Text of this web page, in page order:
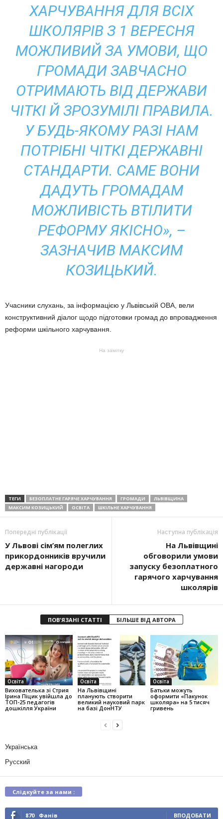
ХАРЧУВАННЯ ДЛЯ ВСІХ
ШКОЛЯРІВ З 1 ВЕРЕСНЯ
МОЖЛИВИЙ ЗА УМОВИ, ЩО
ГРОМАДИ ЗАВЧАСНО
ОТРИМАЮТЬ ВІД ДЕРЖАВИ
ЧІТКІ Й ЗРОЗУМІЛІ ПРАВИЛА.
У БУДЬ-ЯКОМУ РАЗІ НАМ
ПОТРІБНІ ЧІТКІ ДЕРЖАВНІ
СТАНДАРТИ. САМЕ ВОНИ
ДАДУТЬ ГРОМАДАМ
МОЖЛИВІСТЬ ВТІЛИТИ
РЕФОРМУ ЯКІСНО», –
ЗАЗНАЧИВ МАКСИМ
КОЗИЦЬКИЙ.
Учасники слухань, за інформацією у Львівській ОВА, вели
конструктивний діалог щодо підготовки громад до впровадження
реформи шкільного харчування.
На замітку
ТЕГИ БЕЗОПЛАТНЕ ГАРЯЧЕ ХАРЧУВАННЯ ГРОМАДИ
ЛЬВІВЩИНА
МАКСИМ КОЗИЦЬКИЙ
ОСВІТА ШКІЛЬНЕ ХАРЧУВАННЯ
Попередні публікації
У Львові сім’ям полеглих
прикордонників вручили
державні нагороди
Наступна публікація
На Львівщині
обговорили умови
запуску безоплатного
гарячого харчування
школярів
ПОВ'ЯЗАНІ СТАТТІ БІЛЬШЕ ВІД АВТОРА
Освіта
Вихователька зі Стрия
Ірина Піцик увійшла до
ТОП-25 педагогів
дошкілля України
Освіта
На Львівщині
планують створити
великий науковий парк
на базі ДонНТУ
Освіта
Батьки можуть
оформити «Пакунок
школяра» на 5 тисяч
гривень
Українська
Русский
Слідкуйте за нами :
870 Фанів ВПОДОБАТИ